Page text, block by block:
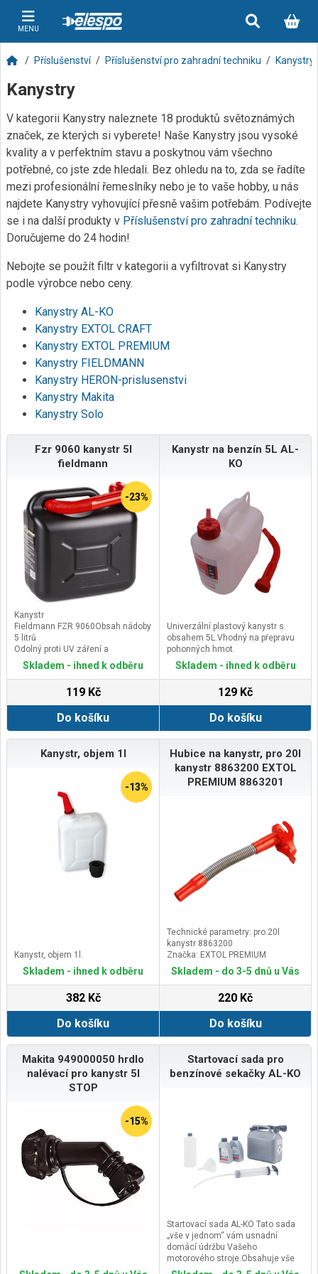
MENU
Příslušenství Příslušenství pro zahradní techniku Kanystry
Kanystry
V kategorii Kanystry naleznete 18 produktů světoznámých
značek, ze kterých si vyberete! Naše Kanystry jsou vysoké
kvality a v perfektním stavu a poskytnou vám všechno
potřebné, co jste zde hledali. Bez ohledu na to, zda se řadíte
mezi profesionální řemeslníky nebo je to vaše hobby, u nás
najdete Kanystry vyhovující přesně vašim potřebám. Podívejte
se i na další produkty v Příslušenství pro zahradní techniku.
Doručujeme do 24 hodin!
Nebojte se použít filtr v kategorii a vyfiltrovat si Kanystry
podle výrobce nebo ceny.
Kanystry AL-KO
Kanystry EXTOL CRAFT
Kanystry EXTOL PREMIUM
Kanystry FIELDMANN
Kanystry HERON-prislusenstvi
Kanystry Makita
Kanystry Solo
Fzr 9060 kanystr 5l
fieldmann
-23%
Kanystr
Fieldmann FZR 9060Obsah nádoby
5 litrů
Odolný proti UV záření a
povětrnostním vlivům
Ideální pro přepravu a skladování
pohonných hmot včetne benzínu a
Skladem - ihned k odběru
119 Kč
Do košíku
Kanystr na benzín 5L AL-
KO
Univerzální plastový kanystr s
obsahem 5L.Vhodný na přepravu
pohonných hmot.
Skladem - ihned k odběru
129 Kč
Do košíku
Kanystr, objem 1l
-13%
Kanystr, objem 1l.
Skladem - ihned k odběru
382 Kč
Do košíku
Hubice na kanystr, pro 20l
kanystr 8863200 EXTOL
PREMIUM 8863201
Technické parametry: pro 20l
kanystr 8863200
Značka: EXTOL PREMIUM
Skladem - do 3-5 dnů u Vás
220 Kč
Do košíku
Makita 949000050 hrdlo
nalévací pro kanystr 5l
STOP
-15%
Startovací sada pro
benzínové sekačky AL-KO
Startovací sada AL-KO Tato sada
„vše v jednom“ vám usnadní
domácí údržbu Vašeho
motorového stroje.Obsahuje vše
potřebnépro snadnou výměnu oleje